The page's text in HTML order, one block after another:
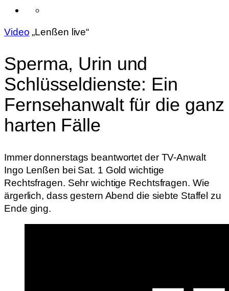
Video „Lenßen live“
Sperma, Urin und
Schlüsseldienste: Ein
Fernsehanwalt für die ganz
harten Fälle
Immer donnerstags beantwortet der TV-Anwalt
Ingo Lenßen bei Sat. 1 Gold wichtige
Rechtsfragen. Sehr wichtige Rechtsfragen. Wie
ärgerlich, dass gestern Abend die siebte Staffel zu
Ende ging.